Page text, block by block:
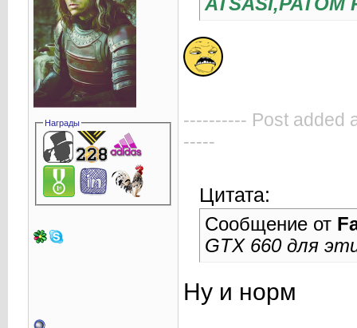
Награды
ATSASI,PATOM
---------- Post added
-----
Цитата:
Сообщение от
GTX 660 для
Ну и норм